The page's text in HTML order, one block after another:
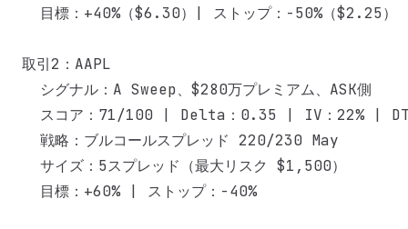
  目標：+40%（$6.30）| ストップ：-50%（$2.25）
取引2：AAPL
  シグナル：A Sweep、$280万プレミアム、ASK側
スコア：71/100 | Delta：0.35 | IV：22% |
  戦略：ブルコールスプレッド 220/230 May
  サイズ：5スプレッド（最大リスク $1,500）
  目標：+60% | ストップ：-40%